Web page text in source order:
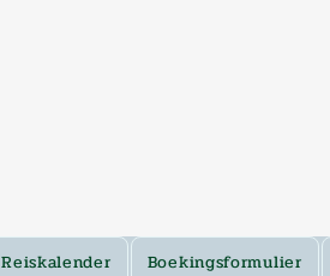
Reiskalender Boekingsformulier